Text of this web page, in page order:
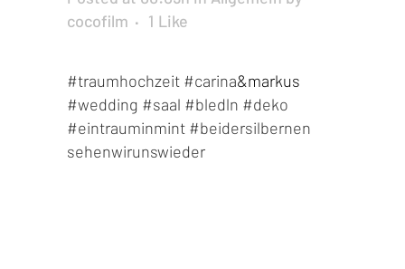
cocofilm
1 Like
#traumhochzeit #carina&markus
#wedding #saal #bledln #deko
#eintrauminmint #beidersilbernen
sehenwirunswieder